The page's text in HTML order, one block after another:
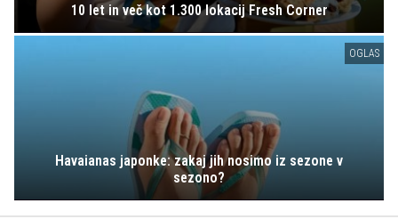
10 let in več kot 1.300 lokacij Fresh Corner
OGLAS
Havaianas japonke: zakaj jih nosimo iz sezone v
sezono?